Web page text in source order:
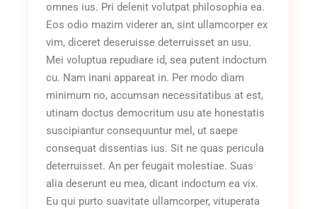
omnes ius. Pri delenit volutpat philosophia ea.
Eos odio mazim viderer an, sint ullamcorper ex
vim, diceret deseruisse deterruisset an usu.
Mei voluptua repudiare id, sea putent indoctum
cu. Nam inani appareat in. Per modo diam
minimum no, accumsan necessitatibus at est,
utinam doctus democritum usu ate honestatis
suscipiantur consequuntur mel, ut saepe
consequat dissentias ius. Sit ne quas pericula
deterruisset. An per feugait molestiae. Suas
alia deserunt eu mea, dicant indoctum ea vix.
Eu qui purto suavitate ullamcorper, vituperata